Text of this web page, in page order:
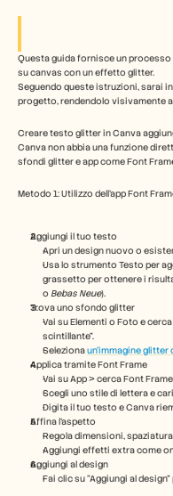
Questa guida fornisce un
su canvas con un effetto glitter.
Seguendo queste istruzioni, sarai
progetto, rendendolo visivamente
Creare testo glitter in Canva
Canva non abbia una funzione
sfondi glitter e app come Font
Metodo 1: Utilizzo dell'app Font
Aggiungi il tuo testo
Apri un design nuovo o
Usa lo strumento Testo per
grassetto per ottenere i
o Bebas Neue).
Trova uno sfondo glitter
Vai su Elementi o Foto e
scintillante".
Seleziona un'immagine glitter
Applica tramite Font Frame
Vai su App > cerca Font
Scegli uno stile di lettera e
Digita il tuo testo e Canva
Affina l'aspetto
Regola dimensioni,
Aggiungi effetti extra come
Aggiungi al design
Fai clic su “Aggiungi al
Storie dei clienti
Centro assistenza
Prezzi
Carriere
Free Tools
Annuncio
Programma Partner
CASI D'USO
Gestione del cambiamento
Pre-vendita
Marketing di prodotto
Formazione